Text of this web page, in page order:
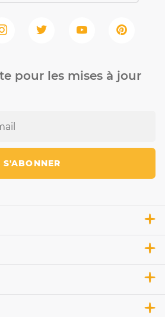
pour les mises à jour
S'ABONNER